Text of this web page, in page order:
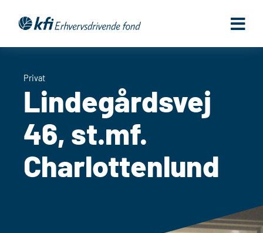
Privat
Lindegårdsvej
46, st.mf.
Charlottenlund